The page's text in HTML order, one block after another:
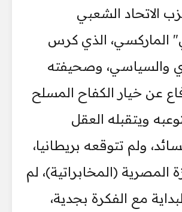
الاتحاد الشعبي
الماركسي، الذي كرس
والسياسي، وصحيفته
عن خيار الكفاح المسلح
ويتقبله العقل
ولم تتوقعه بريطانيا،
المصرية (المخابراتية)، لم
مع الفكرة بجدية،